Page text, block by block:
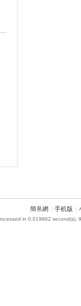
簡帛網 手机版
in 0.019862 second(s), 9